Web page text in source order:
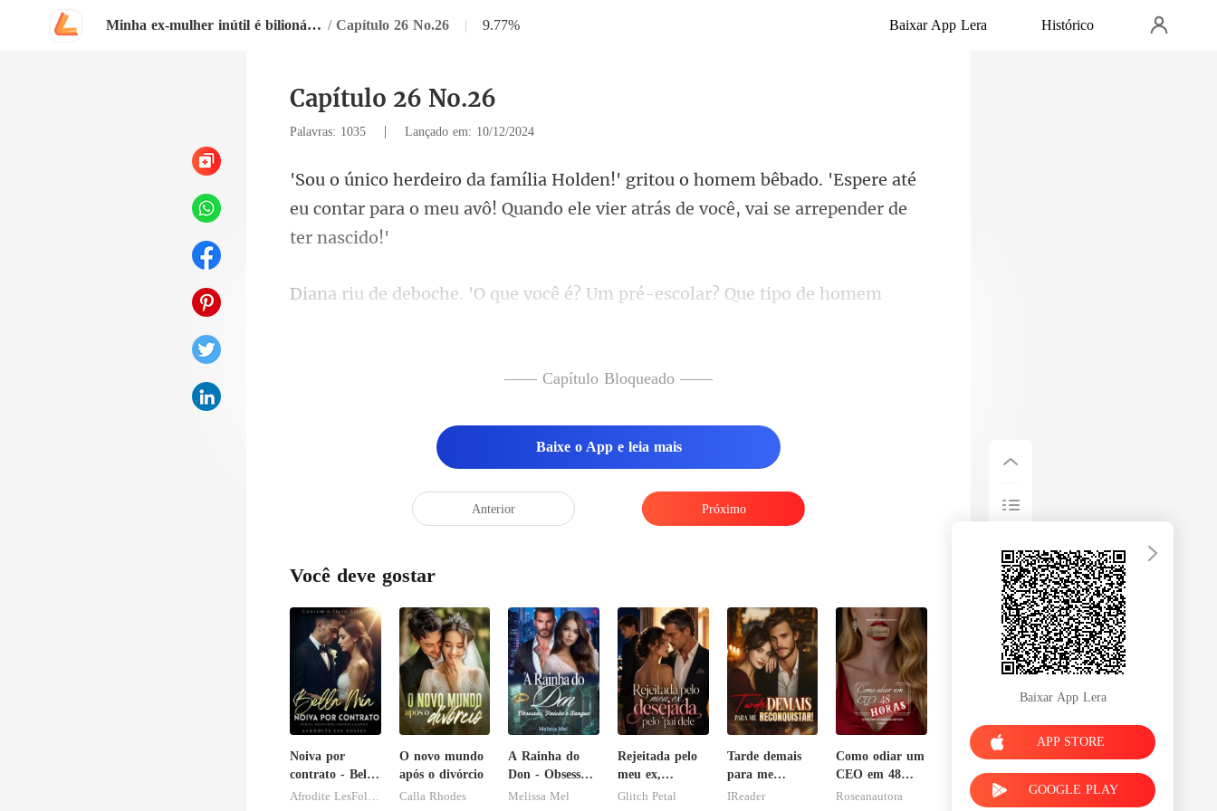
Minha ex-mulher inútil é bilionária!? / Capítulo 26 No.26 | 9.77% Baixar App Lera Histórico
Capítulo 26 No.26
Palavras: 1035 | Lançado em: 10/12/2024
bêbado. 'Espere até
eu contar para o meu avô! Quando el
po de homem
—— Capítulo Bloqueado ——
Baixe o App e leia mais
Anterior Próximo
Você deve gostar
Noiva por
contrato - Bella
Mia
O novo mundo
após o divórcio
Calla Rhodes
A Rainha do
Don - Obsessão,
Paixão e
Melissa Mel
Rejeitada pelo
meu ex,
desejada pelo
Glitch Petal
Tarde demais
para me
reconquistar!
IReader
Como odiar um
CEO em 48
horas
Roseanautora
Baixar App Lera
APP STORE
GOOGLE PLAY